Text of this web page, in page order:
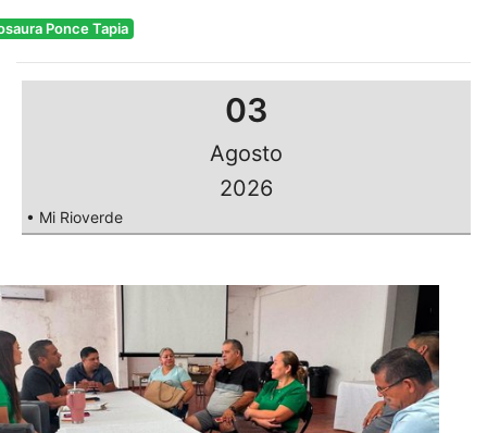
Ponce Tapia
03
Agosto
2026
• Mi Rioverde